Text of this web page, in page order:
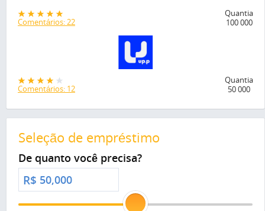
Comentários: 22
Quantia
100 000
Comentários: 12
Quantia
50 000
Seleção de empréstimo
De quanto você precisa?
R$